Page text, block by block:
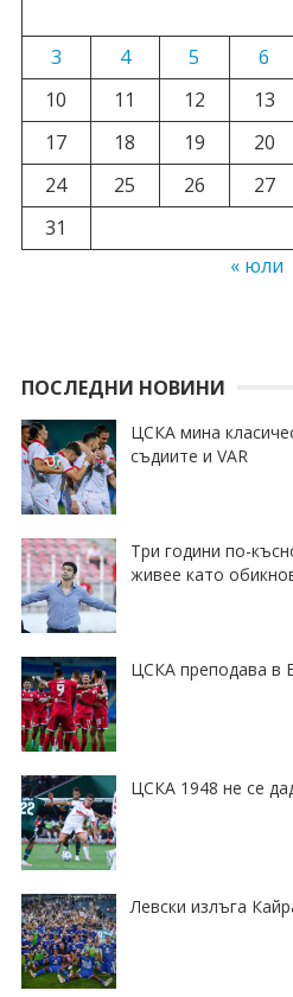
3
4 5 6
10
11 12 13
17
18 19 20
24
25 26 27
31
« юли
ПОСЛЕДНИ НОВИНИ
ЦСКА мина
съдиите и VAR
Три години по-
живее като
ЦСКА преподава в
ЦСКА 1948 не се
Левски излъга